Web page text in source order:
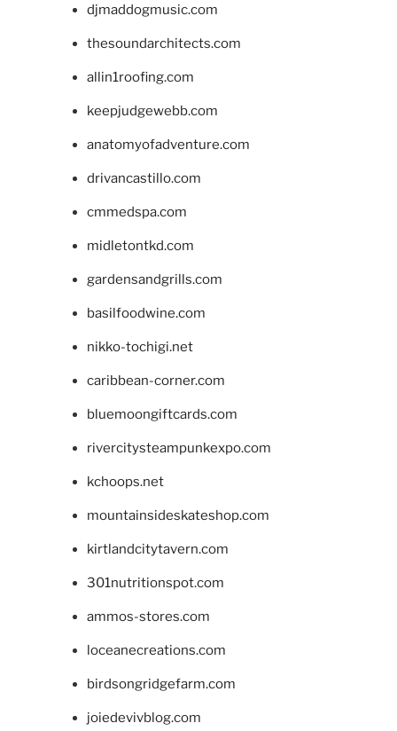
djmaddogmusic.com
thesoundarchitects.com
allin1roofing.com
keepjudgewebb.com
anatomyofadventure.com
drivancastillo.com
cmmedspa.com
midletontkd.com
gardensandgrills.com
basilfoodwine.com
nikko-tochigi.net
caribbean-corner.com
bluemoongiftcards.com
rivercitysteampunkexpo.com
kchoops.net
mountainsideskateshop.com
kirtlandcitytavern.com
301nutritionspot.com
ammos-stores.com
loceanecreations.com
birdsongridgefarm.com
joiedevivblog.com